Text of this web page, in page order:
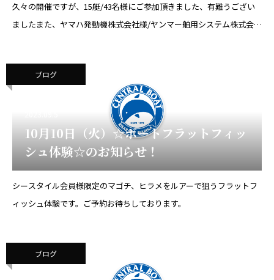
久々の開催ですが、15艇/43名様にご参加頂きました、有難うござい
ましたまた、ヤマハ発動機株式会社様/ヤンマー舶用システム株式会社
ブログ
10月10日（火）☆ボートフラットフィッ
シュ体験☆のお知らせ！
シースタイル会員様限定のマゴチ、ヒラメをルアーで狙うフラットフ
ィッシュ体験です。ご予約お待ちしております。
ブログ